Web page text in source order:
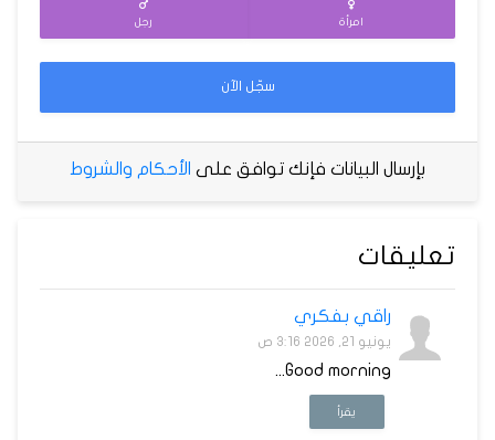
امرأة رجل
سجّل الآن
بإرسال البيانات فإنك توافق على الأحكام والشروط
تعليقات
راقي بفكري
يونيو 21, 2026 3:16 ص
Good morning...
يقرأ